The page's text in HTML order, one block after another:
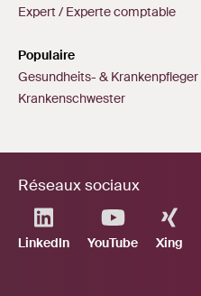
Expert / Experte comptable
Populaire
Gesundheits- &
Krankenschwester
Réseaux sociaux
LinkedIn YouTube Xing